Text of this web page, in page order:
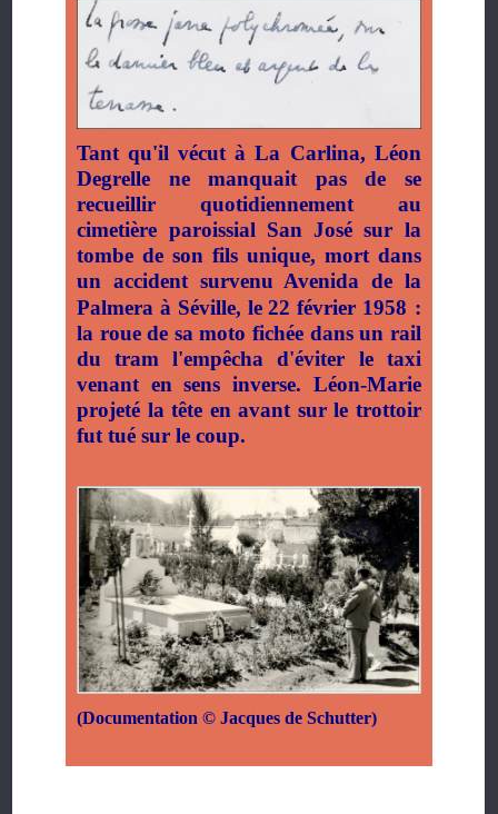
Tant qu'il vécut à La Carlina, Léon
Degrelle ne manquait pas de se
recueillir quotidiennement au
cimetière paroissial San José sur la
tombe de son fils unique, mort dans
un accident survenu Avenida de la
Palmera à Séville, le 22 février 1958 :
la roue de sa moto fichée dans un rail
du tram l'empêcha d'éviter le taxi
venant en sens inverse. Léon-Marie
projeté la tête en avant sur le trottoir
fut tué sur le coup.
(Documentation©Jacques de Schutter)